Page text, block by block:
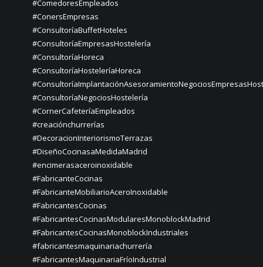
#ComedoresEmpleados
#ConersEmpresas
#ConsultoríaBuffetHoteles
#ConsultoríaEmpresasHostelería
#ConsultoríaHoreca
#ConsultoríaHosteleríaHoreca
#ConsultoríaNegociosHostelería
#CornerCafeteríaEmpleados
#creaciónchurrerías
#DecoracionInteriorismoTerrazas
#DiseñoCocinasaMedidaMadrid
#encimerasaceroinoxidable
#FabricanteCocinas
#FabricanteMobiliarioAceroInoxidable
#FabricantesCocinas
#FabricantesCocinasModularesMonoblockMadrid
#FabricantesCocinasMonoblockIndustriales
#fabricantesmaquinariachurrería
#FabricantesMaquinariaFríoIndustrial